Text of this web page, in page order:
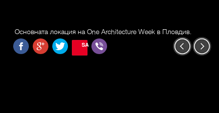
Основната локация на One Architecture Week в Пловдив.
SAVE